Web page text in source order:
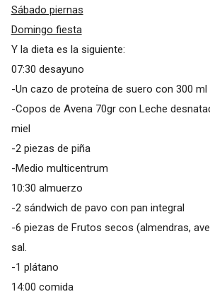
Sábado piernas
Domingo fiesta
Y la dieta es la siguiente:
07:30 desayuno
-Un cazo de proteína de suero con 300 ml
-Copos de Avena 70gr con Leche
miel
-2 piezas de piña
-Medio multicentrum
10:30 almuerzo
-2 sándwich de pavo con pan integral
-6 piezas de Frutos secos (almendras,
sal.
-1 plátano
14:00 comida